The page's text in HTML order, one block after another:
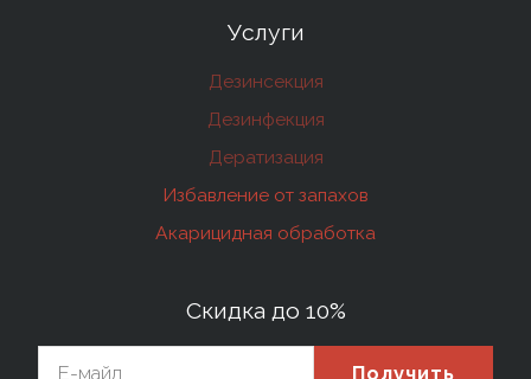
Услуги
Дезинсекция
Дезинфекция
Дератизация
Избавление от запахов
Акарицидная обработка
Скидка до 10%
Получить